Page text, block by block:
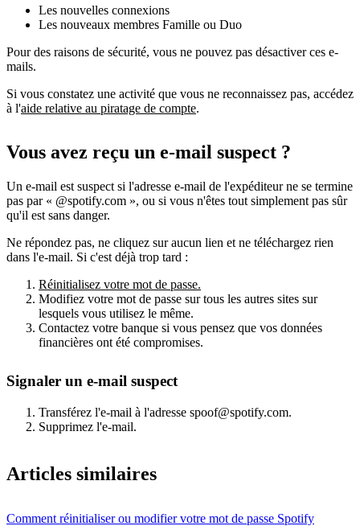
Les nouvelles connexions
Les nouveaux membres Famille ou Duo
Pour des raisons de sécurité, vous ne pouvez pas désactiver ces e-
mails.
Si vous constatez une activité que vous ne reconnaissez pas, accédez
à l'aide relative au piratage de compte.
Vous avez reçu un e-mail suspect ?
Un e-mail est suspect si l'adresse e-mail de l'expéditeur ne se termine
pas par « @spotify.com », ou si vous n'êtes tout simplement pas sûr
qu'il est sans danger.
Ne répondez pas, ne cliquez sur aucun lien et ne téléchargez rien
dans l'e-mail. Si c'est déjà trop tard :
Réinitialisez votre mot de passe.
Modifiez votre mot de passe sur tous les autres sites sur
lesquels vous utilisez le même.
Contactez votre banque si vous pensez que vos données
financières ont été compromises.
Signaler un e-mail suspect
Transférez l'e-mail à l'adresse spoof@spotify.com.
Supprimez l'e-mail.
Articles similaires
Comment réinitialiser ou modifier votre mot de passe Spotify